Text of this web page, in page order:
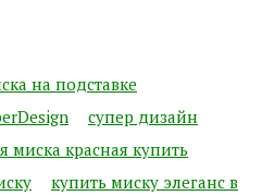
на подставке
супер дизайн
миска красная купить
купить миску элеганс в